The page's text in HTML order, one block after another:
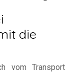
die
vom Transport